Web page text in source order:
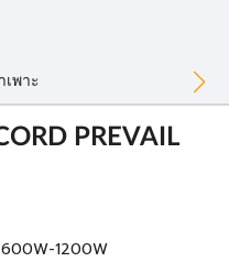
พาะ
PREVAIL
1200W